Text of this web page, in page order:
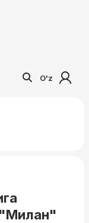
O'z